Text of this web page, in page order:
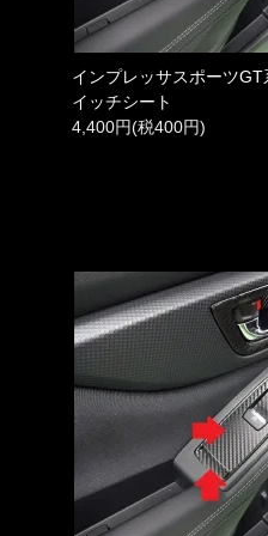
インプレッサスポーツ
イッチシート
4,400円(税400円)